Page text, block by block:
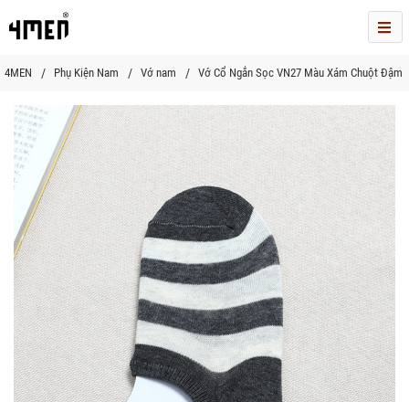
4MEN Phụ Kiện Nam Vớ nam Vớ Cổ Ngắn Sọc VN27 Màu Xám Chuột Đậm